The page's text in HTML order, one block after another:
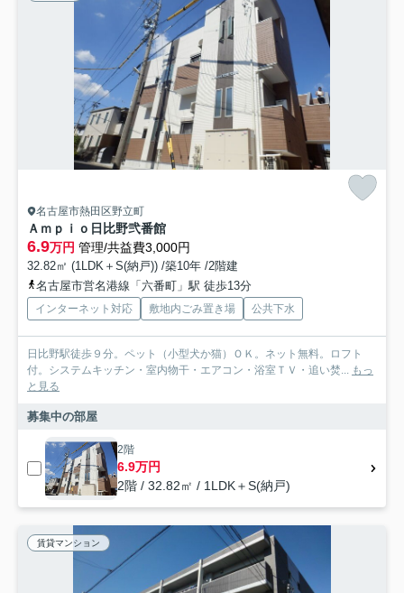
名古屋市熱田区野立町
Ａｍｐｉｏ日比野弐番館
6.9万円 管理/共益費3,000円
32.82㎡ (1LDK＋S(納戸)) /築10年 /2階建
名古屋市営名港線「六番町」駅 徒歩13分
インターネット対応 敷地内ごみ置き場 公共下水
日比野駅徒歩９分。ペット（小型犬か猫）ＯＫ。ネット無料。ロフト
付。システムキッチン・室内物干・エアコン・浴室ＴＶ・追い焚... もっ
と見る
募集中の部屋
2階
6.9万円
2階 / 32.82㎡ / 1LDK＋S(納戸)
賃貸マンション